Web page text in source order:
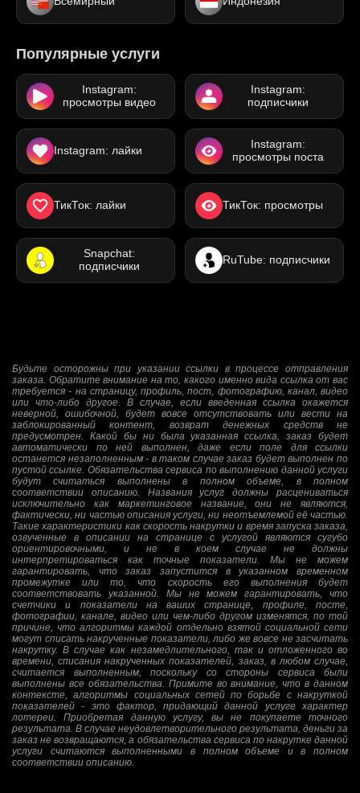
Популярные услуги
Instagram:
просмотры видео
Instagram:
подписчики
Instagram: лайки
Instagram:
просмотры поста
ТикТок: лайки ТикТок: просмотры
Snapchat:
подписчики
RuTube: подписчики
Будьте осторожны при указании ссылки в процессе отправления
заказа. Обратите внимание на то, какого именно вида ссылка от вас
требуется - на страницу, профиль, пост, фотографию, канал, видео
или что-либо другое. В случае, если введенная ссылка окажется
неверной, ошибочной, будет вовсе отсутствовать или вести на
заблокированный контент, возврат денежных средств не
предусмотрен. Какой бы ни была указанная ссылка, заказ будет
автоматически по ней выполнен, даже если поле для ссылки
останется незаполненным - в таком случае заказ будет выполнен по
пустой ссылке. Обязательства сервиса по выполнению данной услуги
будут считаться выполнены в полном объеме, в полном
соответствии описанию. Названия услуг должны расцениваться
исключительно как маркетинговое название, они не являются,
фактически, ни частью описания услуги, ни неотъемлемой её частью.
Такие характеристики как скорость накрутки и время запуска заказа,
озвученные в описании на странице с услугой являются сугубо
ориентировочными, и не в коем случае не должны
интерпретироваться как точные показатели. Мы не можем
гарантировать, что заказ запустится в указанном временном
промежутке или то, что скорость его выполнения будет
соответствовать указанной. Мы не можем гарантировать, что
счетчики и показатели на ваших странице, профиле, посте,
фотографии, канале, видео или чем-либо другом изменятся, по той
причине, что алгоритмы каждой отдельно взятой социальной сети
могут списать накрученные показатели, либо же вовсе не засчитать
накрутку. В случае как незамедлительного, так и отложенного во
времени, списания накрученных показателей, заказ, в любом случае,
считается выполненным, поскольку со стороны сервиса были
выполнены все обязательства. Примите во внимание, что в данном
контексте, алгоритмы социальных сетей по борьбе с накруткой
показателей - это фактор, придающий данной услуге характер
лотереи. Приобретая данную услугу, вы не покупаете точного
результата. В случае неудовлетворительного результата, деньги за
заказ не возвращаются, а обязательства сервиса по накрутке данной
услуги считаются выполненными в полном объеме и в полном
соответствии описанию.